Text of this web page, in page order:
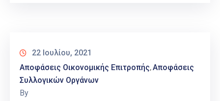
22 Ιουλίου, 2021
Αποφάσεις Οικονομικής Επιτροπής‚Αποφάσεις
Συλλογικών Οργάνων
By